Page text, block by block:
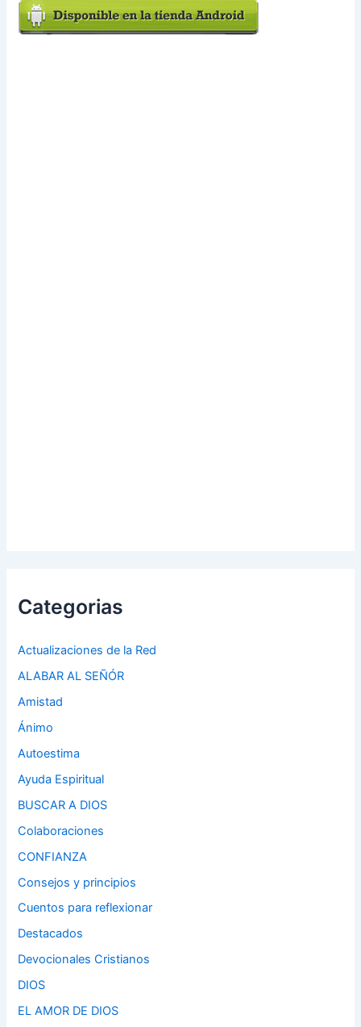
Categorias
Actualizaciones de la Red
ALABAR AL SEÑÓR
Amistad
Ánimo
Autoestima
Ayuda Espiritual
BUSCAR A DIOS
Colaboraciones
CONFIANZA
Consejos y principios
Cuentos para reflexionar
Destacados
Devocionales Cristianos
DIOS
EL AMOR DE DIOS